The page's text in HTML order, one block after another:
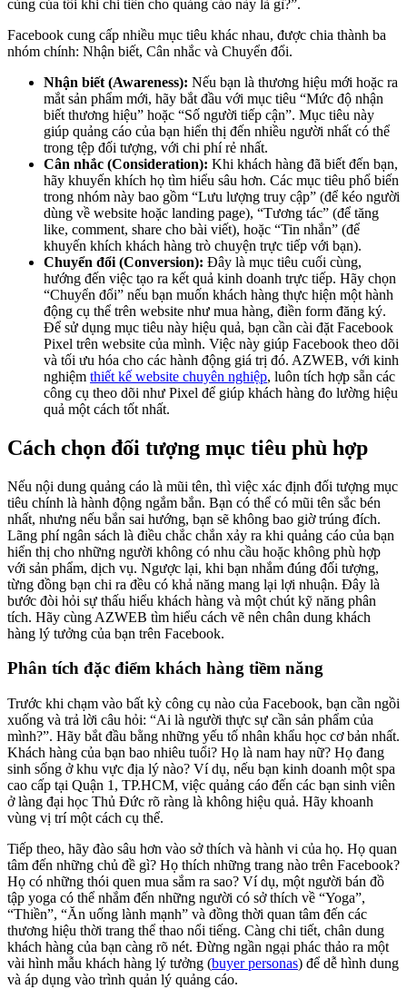
cùng của tôi khi chi tiền cho quảng cáo này là gì?”.
Facebook cung cấp nhiều mục tiêu khác nhau, được chia thành ba
nhóm chính: Nhận biết, Cân nhắc và Chuyển đổi.
Nhận biết (Awareness): Nếu bạn là thương hiệu mới hoặc ra
mắt sản phẩm mới, hãy bắt đầu với mục tiêu “Mức độ nhận
biết thương hiệu” hoặc “Số người tiếp cận”. Mục tiêu này
giúp quảng cáo của bạn hiển thị đến nhiều người nhất có thể
trong tệp đối tượng, với chi phí rẻ nhất.
Cân nhắc (Consideration): Khi khách hàng đã biết đến bạn,
hãy khuyến khích họ tìm hiểu sâu hơn. Các mục tiêu phổ biến
trong nhóm này bao gồm “Lưu lượng truy cập” (để kéo người
dùng về website hoặc landing page), “Tương tác” (để tăng
like, comment, share cho bài viết), hoặc “Tin nhắn” (để
khuyến khích khách hàng trò chuyện trực tiếp với bạn).
Chuyển đổi (Conversion): Đây là mục tiêu cuối cùng,
hướng đến việc tạo ra kết quả kinh doanh trực tiếp. Hãy chọn
“Chuyển đổi” nếu bạn muốn khách hàng thực hiện một hành
động cụ thể trên website như mua hàng, điền form đăng ký.
Để sử dụng mục tiêu này hiệu quả, bạn cần cài đặt Facebook
Pixel trên website của mình. Việc này giúp Facebook theo dõi
và tối ưu hóa cho các hành động giá trị đó. AZWEB, với kinh
nghiệm thiết kế website chuyên nghiệp, luôn tích hợp sẵn các
công cụ theo dõi như Pixel để giúp khách hàng đo lường hiệu
quả một cách tốt nhất.
Cách chọn đối tượng mục tiêu phù hợp
Nếu nội dung quảng cáo là mũi tên, thì việc xác định đối tượng mục
tiêu chính là hành động ngắm bắn. Bạn có thể có mũi tên sắc bén
nhất, nhưng nếu bắn sai hướng, bạn sẽ không bao giờ trúng đích.
Lãng phí ngân sách là điều chắc chắn xảy ra khi quảng cáo của bạn
hiển thị cho những người không có nhu cầu hoặc không phù hợp
với sản phẩm, dịch vụ. Ngược lại, khi bạn nhắm đúng đối tượng,
từng đồng bạn chi ra đều có khả năng mang lại lợi nhuận. Đây là
bước đòi hỏi sự thấu hiểu khách hàng và một chút kỹ năng phân
tích. Hãy cùng AZWEB tìm hiểu cách vẽ nên chân dung khách
hàng lý tưởng của bạn trên Facebook.
Phân tích đặc điểm khách hàng tiềm năng
Trước khi chạm vào bất kỳ công cụ nào của Facebook, bạn cần ngồi
xuống và trả lời câu hỏi: “Ai là người thực sự cần sản phẩm của
mình?”. Hãy bắt đầu bằng những yếu tố nhân khẩu học cơ bản nhất.
Khách hàng của bạn bao nhiêu tuổi? Họ là nam hay nữ? Họ đang
sinh sống ở khu vực địa lý nào? Ví dụ, nếu bạn kinh doanh một spa
cao cấp tại Quận 1, TP.HCM, việc quảng cáo đến các bạn sinh viên
ở làng đại học Thủ Đức rõ ràng là không hiệu quả. Hãy khoanh
vùng vị trí một cách cụ thể.
Tiếp theo, hãy đào sâu hơn vào sở thích và hành vi của họ. Họ quan
tâm đến những chủ đề gì? Họ thích những trang nào trên Facebook?
Họ có những thói quen mua sắm ra sao? Ví dụ, một người bán đồ
tập yoga có thể nhắm đến những người có sở thích về “Yoga”,
“Thiền”, “Ăn uống lành mạnh” và đồng thời quan tâm đến các
thương hiệu thời trang thể thao nổi tiếng. Càng chi tiết, chân dung
khách hàng của bạn càng rõ nét. Đừng ngần ngại phác thảo ra một
vài hình mẫu khách hàng lý tưởng (buyer personas) để dễ hình dung
và áp dụng vào trình quản lý quảng cáo.